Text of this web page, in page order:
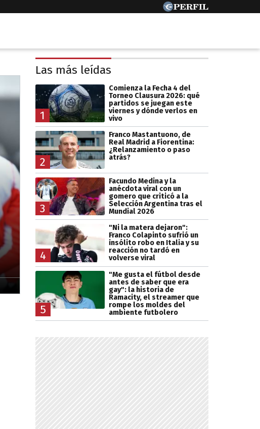
Las más leídas
1
Comienza la Fecha 4 del
Torneo Clausura 2026: qué
partidos se juegan este
viernes y dónde verlos en
vivo
2
Franco Mastantuono, de
Real Madrid a Fiorentina:
¿Relanzamiento o paso
atrás?
3
Facundo Medina y la
anécdota viral con un
gomero que criticó a la
Selección Argentina tras el
Mundial 2026
4
"Ni la matera dejaron":
Franco Colapinto sufrió un
insólito robo en Italia y su
reacción no tardó en
volverse viral
5
"Me gusta el fútbol desde
antes de saber que era
gay": la historia de
Ramacity, el streamer que
rompe los moldes del
ambiente futbolero